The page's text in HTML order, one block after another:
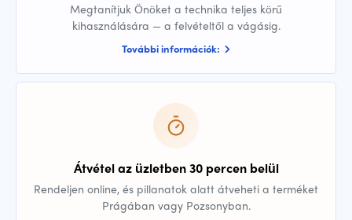
Megtanítjuk Önöket a technika teljes körű
kihasználására — a felvételtől a vágásig.
További információk:
Átvétel az üzletben 30 percen belül
Rendeljen online, és pillanatok alatt átveheti a terméket
Prágában vagy Pozsonyban.